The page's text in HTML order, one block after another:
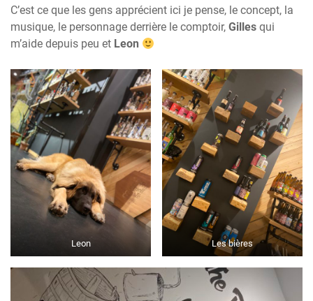
C’est ce que les gens apprécient ici je pense, le concept, la
musique, le personnage derrière le comptoir, Gilles qui
m’aide depuis peu et Leon
Leon Les bières